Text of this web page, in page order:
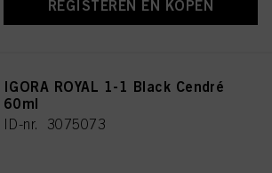
REGISTEREN EN KOPEN
IGORA ROYAL 1-1 Black Cendré
60ml
ID-nr. 3075073